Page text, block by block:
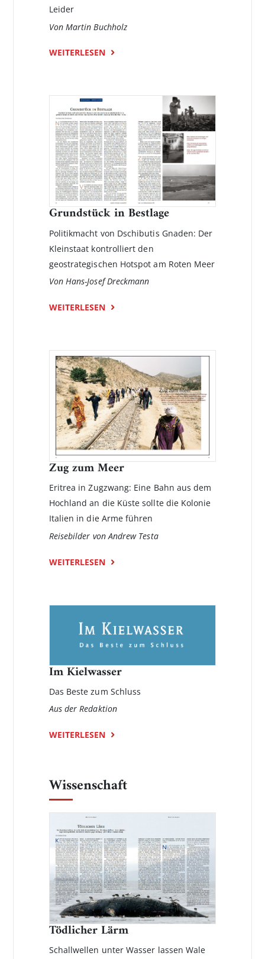
Leider
Von Martin Buchholz
WEITERLESEN
Grundstück in Bestlage
Politikmacht von Dschibutis Gnaden: Der
Kleinstaat kontrolliert den
geostrategischen Hotspot am Roten Meer
Von Hans-Josef Dreckmann
WEITERLESEN
Zug zum Meer
Eritrea in Zugzwang: Eine Bahn aus dem
Hochland an die Küste sollte die Kolonie
Italien in die Arme führen
Reisebilder von Andrew Testa
WEITERLESEN
Im Kielwasser
Das Beste zum Schluss
Aus der Redaktion
WEITERLESEN
Wissenschaft
Tödlicher Lärm
Schallwellen unter Wasser lassen Wale